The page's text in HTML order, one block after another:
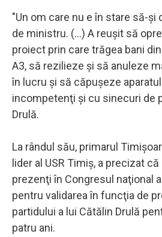
"Un om care nu e în stare să-şi
de ministru. (...) A reuşit să
proiect prin care trăgea bani
A3, să rezilieze şi să anuleze
în lucru şi să căpuşeze
incompetenţi şi cu sinecuri de
Drulă.
La rândul său, primarul
lider al USR Timiş, a precizat
prezenţi în Congresul naţional
pentru validarea în funcţia de
partidului a lui Cătălin Drulă
patru ani.